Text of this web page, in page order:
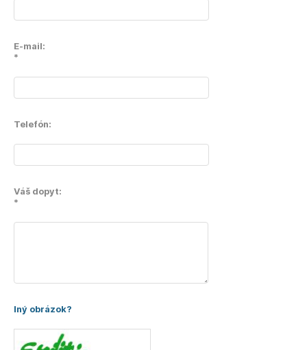
E-mail:
*
Telefón:
Váš dopyt:
*
Iný obrázok?